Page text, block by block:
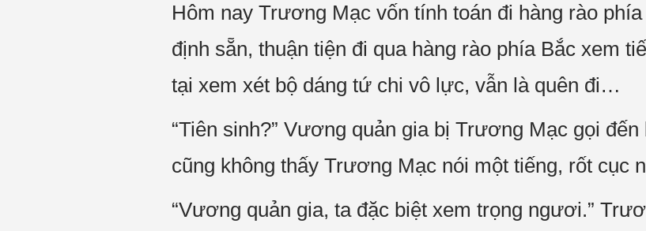
Hôm nay Trương Mạc vốn tính toán đi hàng rào
định sẵn, thuận tiện đi qua hàng rào phía Bắc xem
tại xem xét bộ dáng tứ chi vô lực, vẫn là quên đi…
“Tiên sinh?” Vương quản gia bị Trương Mạc gọi
cũng không thấy Trương Mạc nói một tiếng, rốt cục
“Vương quản gia, ta đặc biệt xem trọng ngươi.”